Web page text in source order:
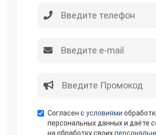
Согласен с условиями
персональных данных и даёте
на обработку своих